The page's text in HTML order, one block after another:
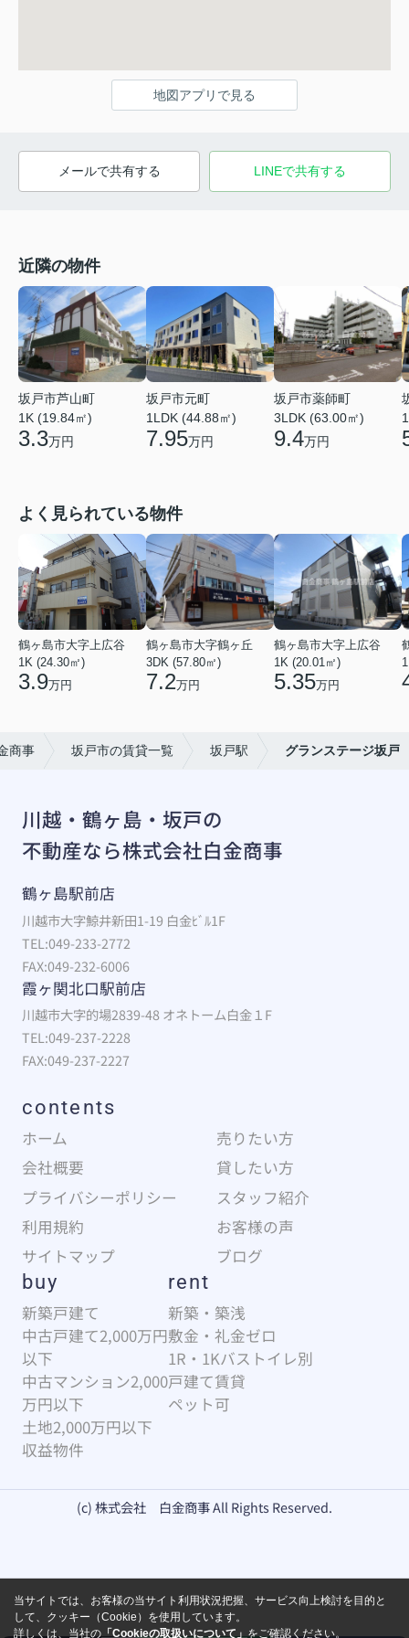
地図アプリで見る
メールで共有する LINEで共有する
近隣の物件
坂戸市芦山町
1K (19.84㎡)
3.3万円
坂戸市元町
1LDK (44.88㎡)
7.95万円
坂戸市薬師町
3LDK (63.00㎡)
9.4万円
よく見られている物件
鶴ヶ島市大字上広谷
1K (24.30㎡)
3.9万円
鶴ヶ島市大字鶴ヶ丘
3DK (57.80㎡)
7.2万円
鶴ヶ島市大字上広谷
1K (20.01㎡)
5.35万円
商事 坂戸市の賃貸一覧 坂戸駅 グランステージ坂戸
川越・鶴ヶ島・坂戸の
不動産なら株式会社白金商事
鶴ヶ島駅前店
川越市大字鯨井新田1-19 白金ﾋﾞﾙ1F
TEL:049-233-2772
FAX:049-232-6006
霞ヶ関北口駅前店
川越市大字的場2839-48 オネトーム白金１F
TEL:049-237-2228
FAX:049-237-2227
contents
ホーム
売りたい方
会社概要
貸したい方
プライバシーポリシー
スタッフ紹介
利用規約
お客様の声
サイトマップ
ブログ
buy
新築戸建て
中古戸建て2,000万円
以下
中古マンション2,000
万円以下
土地2,000万円以下
収益物件
rent
新築・築浅
敷金・礼金ゼロ
1R・1Kバストイレ別
戸建て賃貸
ペット可
(c) 株式会社 白金商事 All Rights Reserved.
当サイトでは、お客様の当サイト利用状況把握、サービス向上検討を目的と
して、クッキー（Cookie）を使用しています。
詳しくは、当社の「Cookieの取扱いについて」をご確認ください。